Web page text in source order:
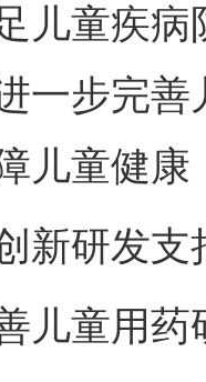
童疾病
一步完
儿童健
研发支
童用药